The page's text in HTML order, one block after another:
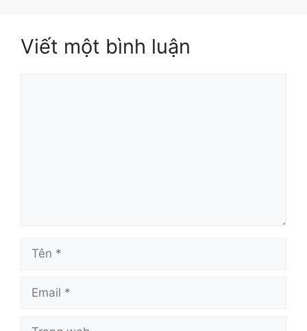
Viết một bình luận
Tên
Email
Trang